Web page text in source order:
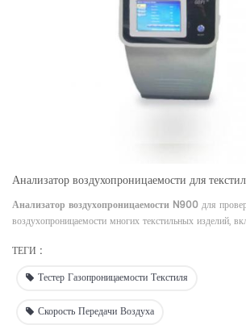
Анализатор воздухопроницаемости для
Анализатор воздухопроницаемости N900 для
воздухопроницаемости многих текстильных изделий,
ТЕГИ :
Тестер Газопроницаемости Текстиля
Скорость Передачи Воздуха